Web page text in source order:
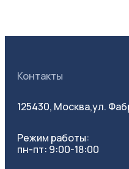
Контакты
125430, Москва,ул.
Режим работы:
пн-пт: 9:00-18:00